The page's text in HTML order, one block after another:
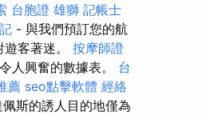
台胞證 雄獅 記帳士
- 與我們預訂您的航
客著迷。 按摩師證
人興奮的數據表。 台
薦 seo點擊軟體 經絡
斯的誘人目的地僅為